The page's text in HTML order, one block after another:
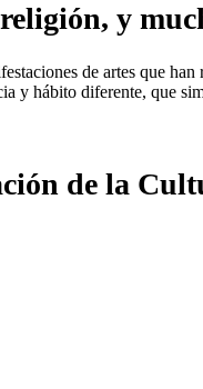
y
de artes que
y hábito diferente, que
de la